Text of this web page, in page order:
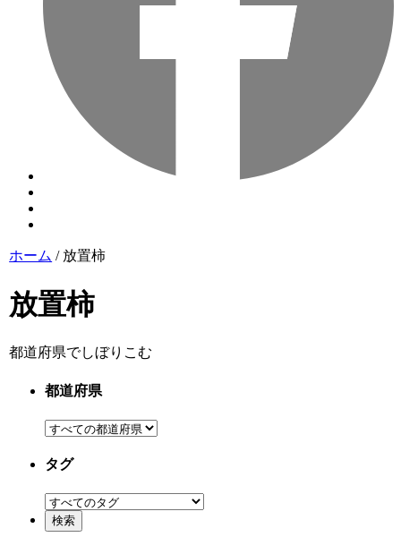
ホーム /放置柿
放置柿
都道府県でしぼりこむ
都道府県
タグ